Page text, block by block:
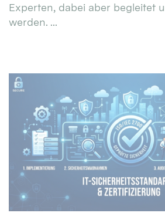
Experten, dabei aber begleitet
werden. ...